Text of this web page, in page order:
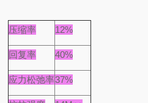
压缩率 12%
回复率 40%
应力松弛率37%